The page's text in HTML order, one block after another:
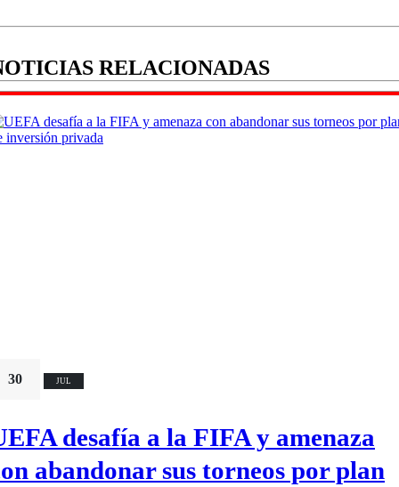
RELACIONADAS
30 JUL
desafía a la FIFA y amenaza
abandonar sus torneos por plan